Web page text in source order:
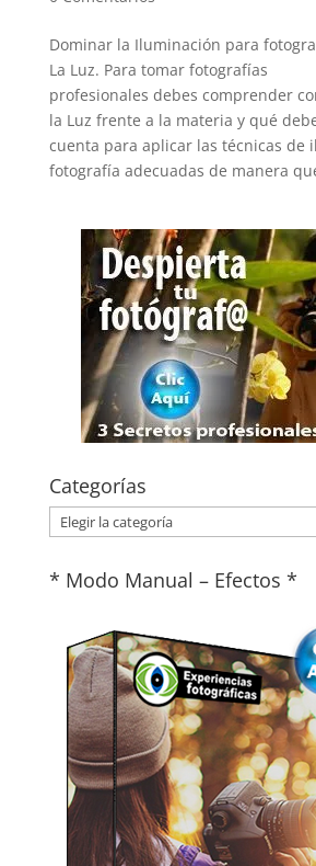
Dominar la Iluminación para
La Luz. Para tomar fotografías
profesionales debes comprender
la Luz frente a la materia y qué
cuenta para aplicar las técnicas de
fotografía adecuadas de manera
Categorías
Categorías
* Modo Manual – Efectos *